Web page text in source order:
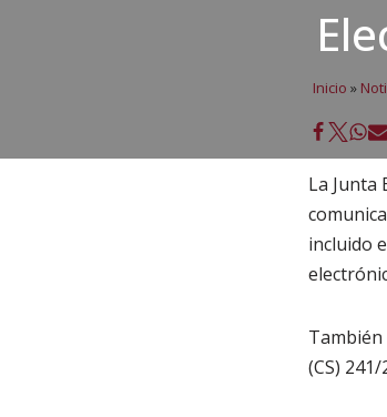
Inicio »
La Junta
incluido
(CS)